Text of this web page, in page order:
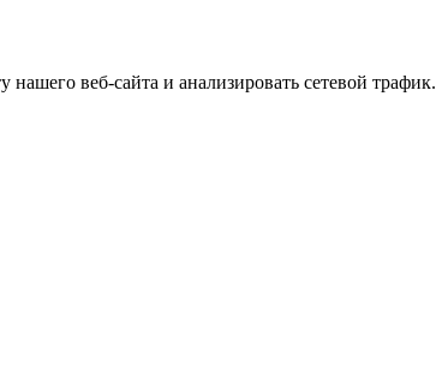
веб-сайта и анализировать сетевой трафик.